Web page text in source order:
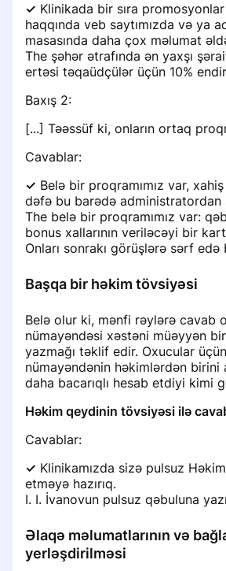
✓ Klinikada bir sıra
haqqında veb saytımızda və ya
masasında daha çox məlumat
The şəhər ətrafında ən yaxşı
ertəsi təqaüdçülər üçün 10%
Baxış 2:
[...] Təəssüf ki, onların ortaq
Cavablar:
✓ Belə bir proqramımız var,
dəfə bu barədə administratordan
The belə bir proqramımız var:
bonus xallarının veriləcəyi bir
Onları sonrakı görüşlərə sərf edə
Başqa bir həkim tövsiyəsi
Belə olur ki, mənfi rəylərə cavab
nümayəndəsi xəstəni müəyyən
yazmağı təklif edir. Oxucular
nümayəndənin həkimlərdən birini
daha bacarıqlı hesab etdiyi kimi
Həkim qeydinin tövsiyəsi ilə
Cavablar:
✓ Klinikamızda sizə pulsuz
etməyə hazırıq.
I. I. İvanovun pulsuz qəbuluna
Əlaqə məlumatlarının və
yerləşdirilməsi